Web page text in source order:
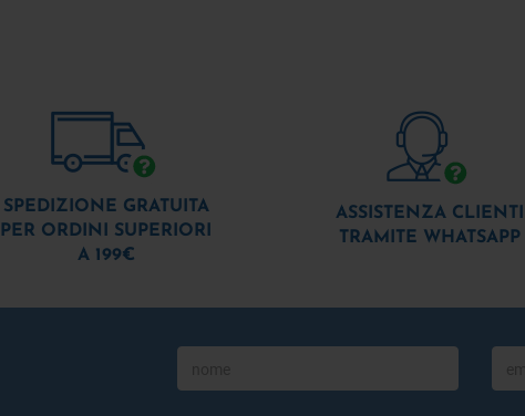
SPEDIZIONE GRATUITA
PER ORDINI SUPERIORI
A 199€
ASSISTENZA CLIENTI
TRAMITE WHATSAPP